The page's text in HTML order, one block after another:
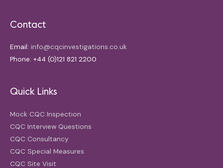
Contact
Email: info@cqcinvestigations.co.uk
Phone: +44 (0)121 821 2200
Quick Links
Mock CQC Inspection
CQC Interview Questions
CQC Consultancy
CQC Special Measures
CQC Site Visit